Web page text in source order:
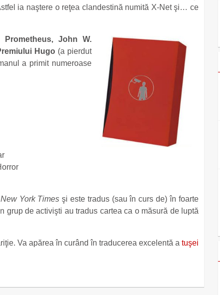
ia naştere o reţea clandestină numită X-Net şi… ce
Prometheus, John W.
Hugo (a pierdut
a primit numeroase
New York Times şi este tradus (sau în curs de) în foarte
grup de activişti au tradus cartea ca o măsură de luptă
Va apărea în curând în traducerea excelentă a tuşei